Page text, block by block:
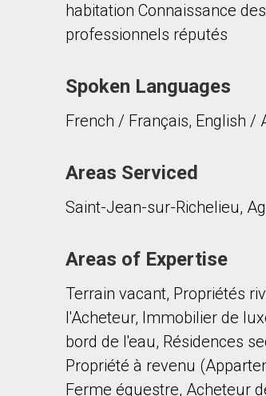
habitation Connaissance
professionnels réputés
Spoken Languages
French / Français, English /
Areas Serviced
Saint-Jean-sur-Richelieu,
Areas of Expertise
Terrain vacant, Propriétés
l'Acheteur, Immobilier de
bord de l'eau, Résidences
Propriété à revenu
Ferme équestre, Acheteur